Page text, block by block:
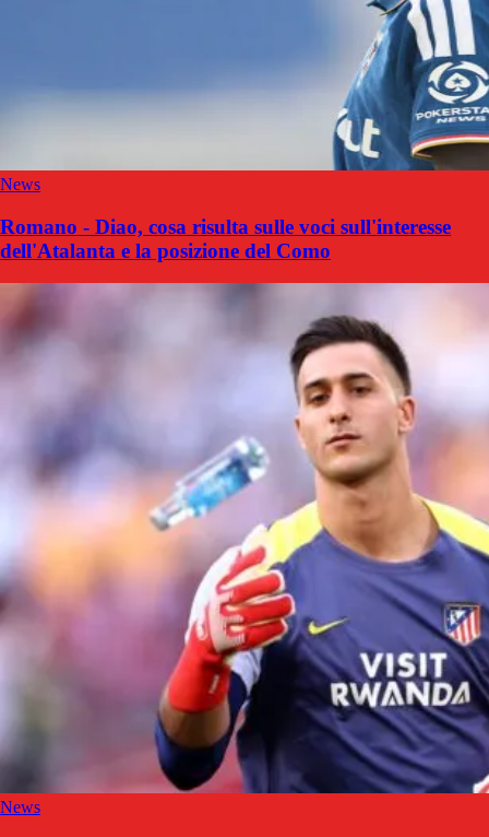
News
Romano - Diao, cosa risulta sulle voci sull'interesse
dell'Atalanta e la posizione del Como
News